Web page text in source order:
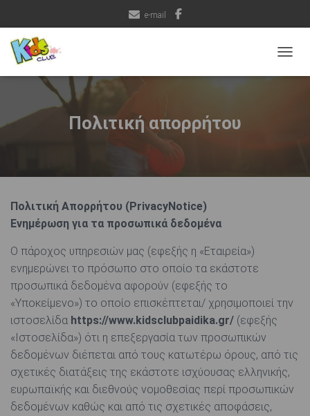
e-mail
Πολιτική απορρήτου
Πολιτική Απορρήτου (PrivacyNotice)
Ενημέρωση για τα προσωπικά δεδομένα
Ο πάροχος υπηρεσιών μας (εφεξής η «Εταιρεία»)
ενημερώνει το πρόσωπο στο οποίο τα εκάστοτε
προσωπικά δεδομένα αφορούν (εφεξής το
«Υποκείμενο») το οποίο επισκέπτεται/ χρησιμοποιεί την
ιστοσελίδα https://www.kidsclubpaidika.gr/ (εφεξής
«Ιστοσελίδα») ότι η επεξεργασία των προσωπικών
δεδομένων διέπεται από τους κατωτέρω όρους, από τις
σχετικές διατάξεις της εκάστοτε ισχύουσας ελληνικής,
ευρωπαϊκής και διεθνούς νομοθεσίας περί προσωπικών
δεδομένων καθώς και από τις σχετικές αποφάσεις,